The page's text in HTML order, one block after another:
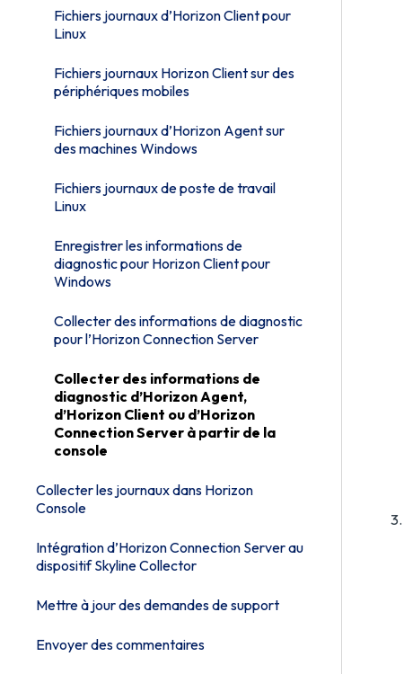
Fichiers journaux d’Horizon Client pour
Linux
Fichiers journaux Horizon Client sur des
périphériques mobiles
Fichiers journaux d’Horizon Agent sur
des machines Windows
Fichiers journaux de poste de travail
Linux
Enregistrer les informations de
diagnostic pour Horizon Client pour
Windows
Collecter des informations de diagnostic
pour l’Horizon Connection Server
Collecter des informations de
diagnostic d’Horizon Agent,
d’Horizon Client ou d’Horizon
Connection Server à partir de la
console
Collecter les journaux dans Horizon
Console
Intégration d’Horizon Connection Server au
dispositif Skyline Collector
Mettre à jour des demandes de support
Envoyer des commentaires